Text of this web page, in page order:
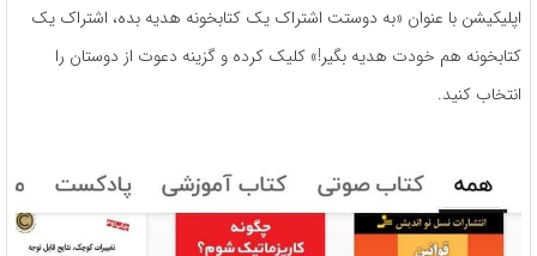
اپلیکیشن با عنوان «به دوستت اشتراک یک کتابخونه هدیه بده، اشتراک یک
کتابخونه هم خودت هدیه بگیر!» کلیک کرده و گزینه دعوت از دوستان را
انتخاب کنید.